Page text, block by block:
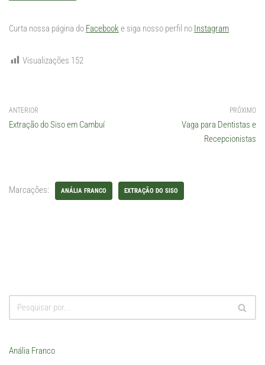
Curta nossa página do Facebook e siga nosso perfil no Instagram
Visualizações 152
ANTERIOR
Extração do Siso em Cambuí
PRÓXIMO
Vaga para Dentistas e
Recepcionistas
Marcações: ANÁLIA FRANCO EXTRAÇÃO DO SISO
Anália Franco